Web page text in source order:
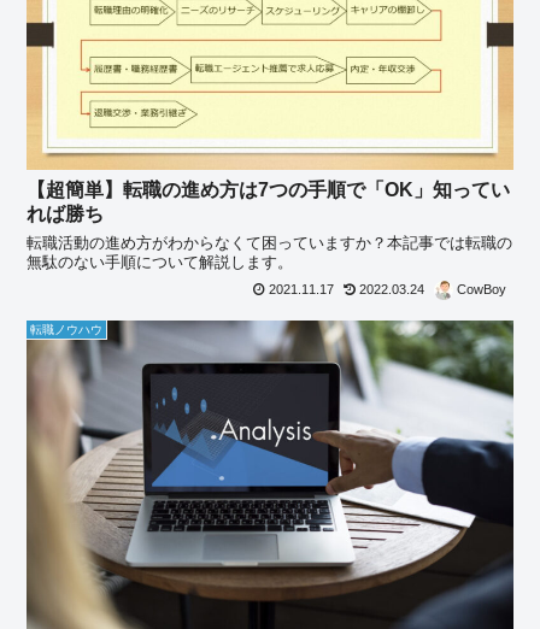
【超簡単】転職の進め方は7つの手順で「OK」知ってい
れば勝ち
転職活動の進め方がわからなくて困っていますか？本記事では転職の
無駄のない手順について解説します。
2021.11.17 2022.03.24 CowBoy
転職ノウハウ